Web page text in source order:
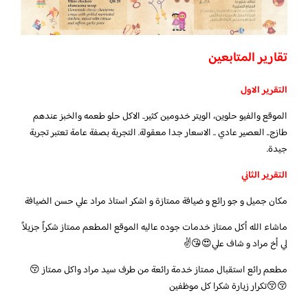
تقارير المتابعين
التقرير الاول
الموقع والفيو حلوين، الويتر خدومين كثير.. الاكل حلو طعمه والخبز عندهم
طازج.. العصير عادي .. الاسعار جدا معقولة. التجربة بصفة عامة تعتبر تجربة
جيدة.
التقرير الثاني
مكان جميل و جو رائع و ضيافة ممتازة و اشكر استاذ مراد علي حسن الضيافة
ماشاء الله أكل ممتاز خدمات جوده عاليه الموقع المطعم ممتاز شكراً جزيلاً
لي أخ مراد و شاف علي😍😘✌️
مطعم رائع استقبال ممتاز خدمة رائعة من طرف سيد مراد واكل ممتاز 😚
😚😚تكرار زيارة شكرا كل موظفين